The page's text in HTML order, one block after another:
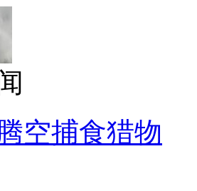
空捕食猎物